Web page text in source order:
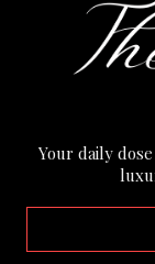
Your daily